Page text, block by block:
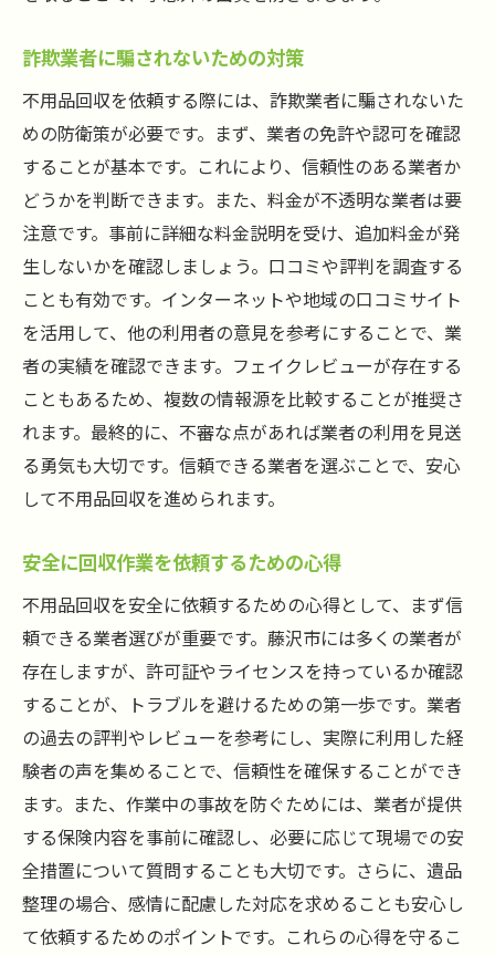
詐欺業者に騙されないための対策
不用品回収を依頼する際には、詐欺業者に騙されないた
めの防衛策が必要です。まず、業者の免許や認可を確認
することが基本です。これにより、信頼性のある業者か
どうかを判断できます。また、料金が不透明な業者は要
注意です。事前に詳細な料金説明を受け、追加料金が発
生しないかを確認しましょう。口コミや評判を調査する
ことも有効です。インターネットや地域の口コミサイト
を活用して、他の利用者の意見を参考にすることで、業
者の実績を確認できます。フェイクレビューが存在する
こともあるため、複数の情報源を比較することが推奨さ
れます。最終的に、不審な点があれば業者の利用を見送
る勇気も大切です。信頼できる業者を選ぶことで、安心
して不用品回収を進められます。
安全に回収作業を依頼するための心得
不用品回収を安全に依頼するための心得として、まず信
頼できる業者選びが重要です。藤沢市には多くの業者が
存在しますが、許可証やライセンスを持っているか確認
することが、トラブルを避けるための第一歩です。業者
の過去の評判やレビューを参考にし、実際に利用した経
験者の声を集めることで、信頼性を確保することができ
ます。また、作業中の事故を防ぐためには、業者が提供
する保険内容を事前に確認し、必要に応じて現場での安
全措置について質問することも大切です。さらに、遺品
整理の場合、感情に配慮した対応を求めることも安心し
て依頼するためのポイントです。これらの心得を守るこ